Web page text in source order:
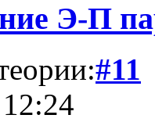
Э-П
#11